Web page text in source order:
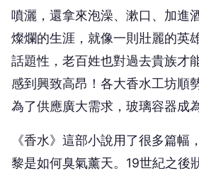
噴灑，還拿來泡澡、漱口、加進
燦爛的生涯，就像一則壯麗的英
話題性，老百姓也對過去貴族才
感到興致高昂！各大香水工坊順
為了供應廣大需求，玻璃容器成
《香水》這部小說用了很多篇幅
黎是如何臭氣薰天。 19世紀之後